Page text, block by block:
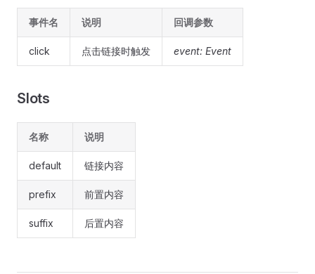
事件名 说明 回调参数
click 点击链接时触发 event: Event
Slots
名称 说明
default 链接内容
prefix 前置内容
suffix 后置内容